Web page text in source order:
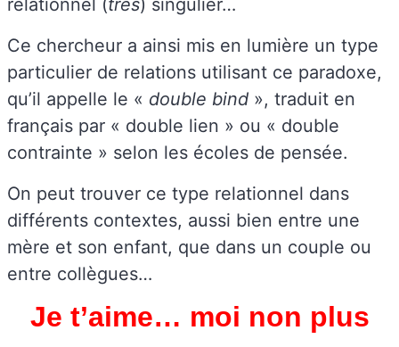
relationnel (très) singulier…
Ce chercheur a ainsi mis en lumière un type
particulier de relations utilisant ce paradoxe,
qu’il appelle le « double bind », traduit en
français par « double lien » ou « double
contrainte » selon les écoles de pensée.
On peut trouver ce type relationnel dans
différents contextes, aussi bien entre une
mère et son enfant, que dans un couple ou
entre collègues…
Je t’aime… moi non plus